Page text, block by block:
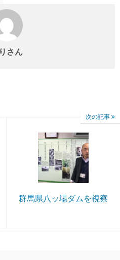
さん
次の記事
群馬県八ッ場ダムを視察